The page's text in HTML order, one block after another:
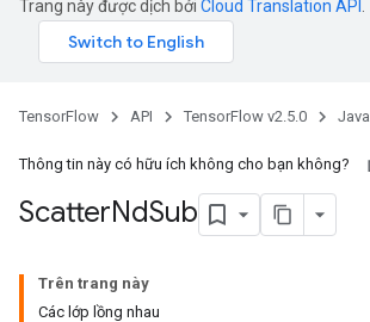
Trang này được dịch bởi Cloud Translation API
TensorFlow API TensorFlow v2.5.0 Java
Thông tin này có hữu ích không cho bạn không?
ScatterNdSub
Trên trang này
Các lớp lồng nhau